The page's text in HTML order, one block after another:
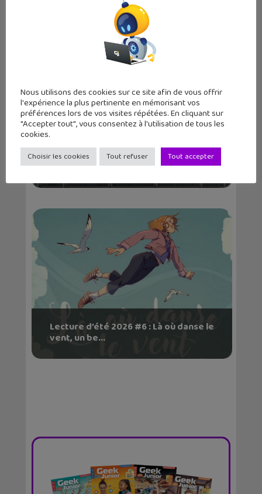
Les sorties geek de l’été à Paris : One
Piece au m...
Lecture d’été 2026 #6 : Là où danse le
vent, un be...
Nous utilisons des cookies sur ce site afin de vous offrir
l'expérience la plus pertinente en mémorisant vos
préférences lors de vos visites répétées. En cliquant sur
"Accepter tout", vous consentez à l'utilisation de tous les
cookies.
Choisir les cookies Tout refuser Tout accepter